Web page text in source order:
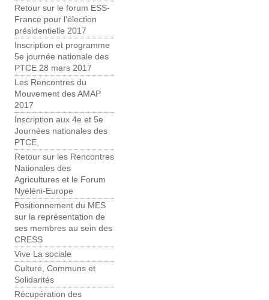
Retour sur le forum ESS-
France pour l’élection
présidentielle 2017
Inscription et programme
5e journée nationale des
PTCE 28 mars 2017
Les Rencontres du
Mouvement des AMAP
2017
Inscription aux 4e et 5e
Journées nationales des
PTCE,
Retour sur les Rencontres
Nationales des
Agricultures et le Forum
Nyéléni-Europe
Positionnement du MES
sur la représentation de
ses membres au sein des
CRESS
Vive La sociale
Culture, Communs et
Solidarités
Récupération des